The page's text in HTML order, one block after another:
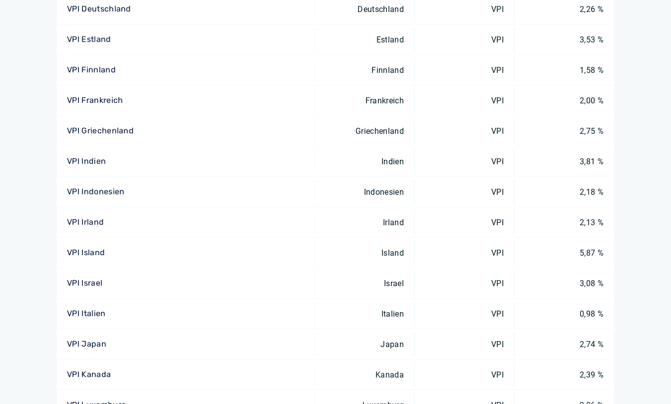
VPI Deutschland Deutschland VPI 2,26 %
VPI Estland Estland VPI 3,53 %
VPI Finnland Finnland VPI 1,58 %
VPI Frankreich Frankreich VPI 2,00 %
VPI Griechenland Griechenland VPI 2,75 %
VPI Indien Indien VPI 3,81 %
VPI Indonesien Indonesien VPI 2,18 %
VPI Irland Irland VPI 2,13 %
VPI Island Island VPI 5,87 %
VPI Israel Israel VPI 3,08 %
VPI Italien Italien VPI 0,98 %
VPI Japan Japan VPI 2,74 %
VPI Kanada Kanada VPI 2,39 %